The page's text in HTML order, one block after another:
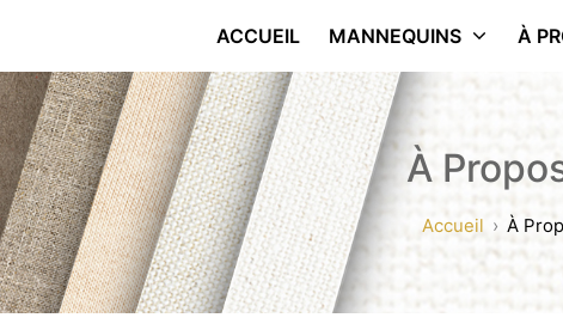
ACCUEIL MANNEQUINS À
À
Accueil À